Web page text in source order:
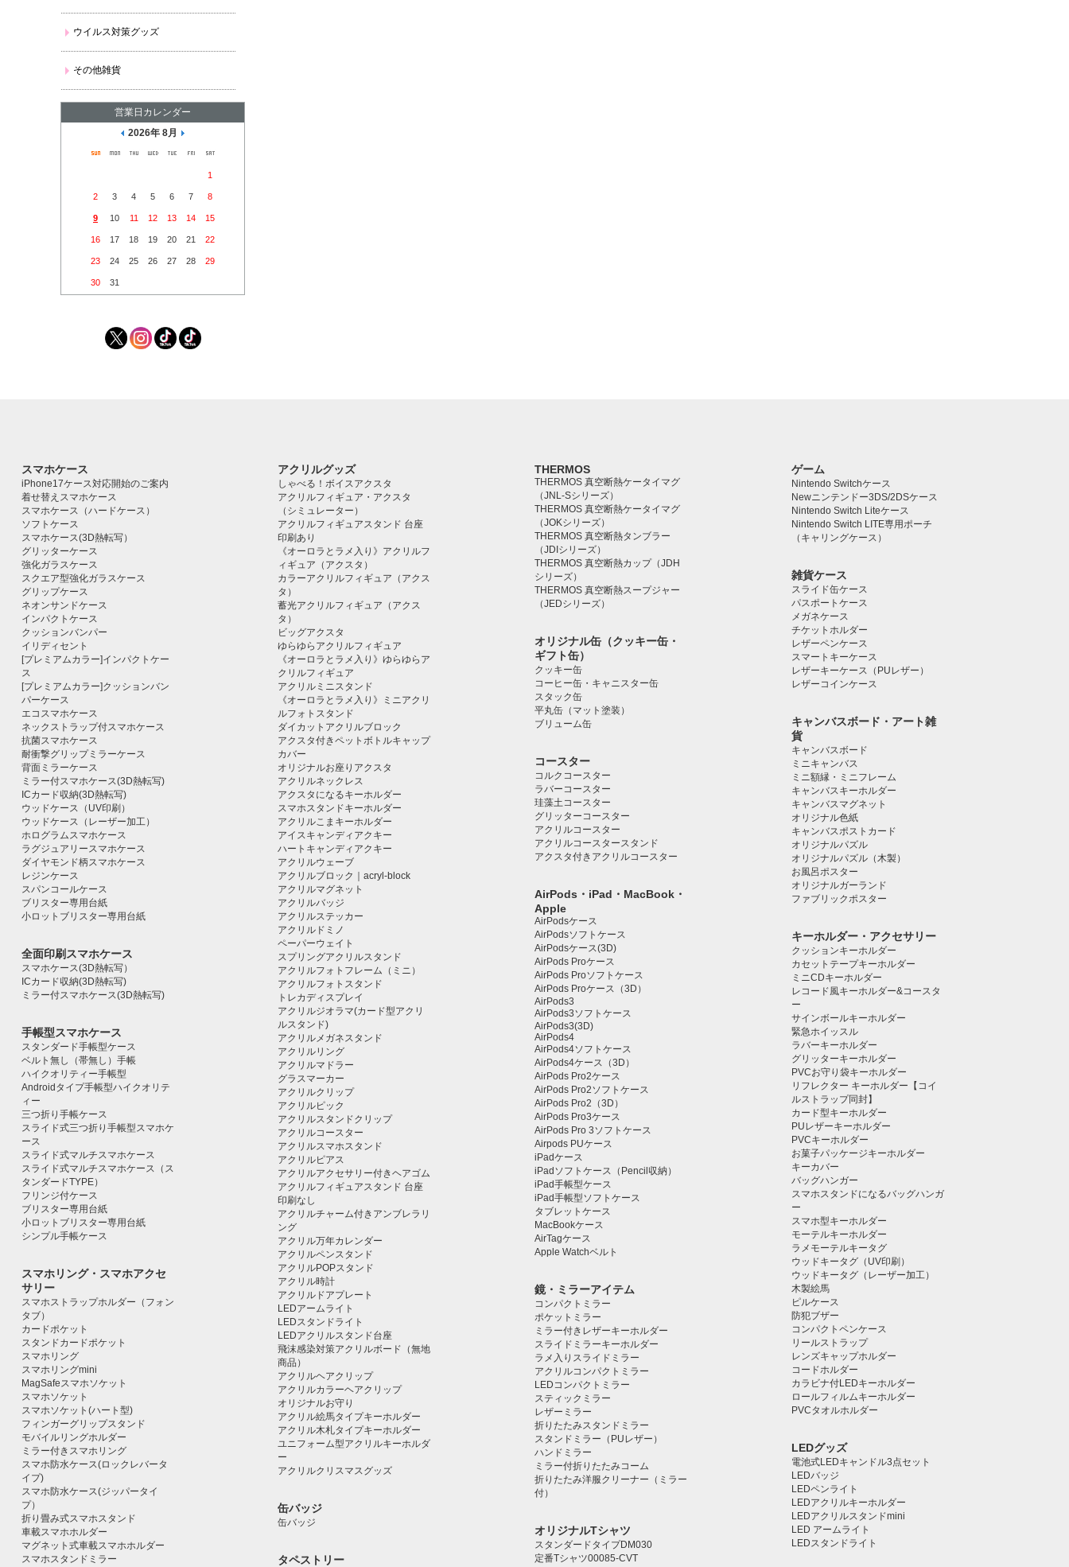
ウイルス対策グッズ
その他雑貨
営業日カレンダー
2026年 8月
1
2 3 4 5 6 7 8
9 10 11 12 13 14 15
16 17 18 19 20 21 22
23 24 25 26 27 28 29
30 31
スマホケース
iPhone17ケース対応開始のご案内
着せ替えスマホケース
スマホケース（ハードケース）
ソフトケース
スマホケース(3D熱転写）
グリッターケース
強化ガラスケース
スクエア型強化ガラスケース
グリップケース
ネオンサンドケース
インパクトケース
クッションバンパー
イリディセント
[プレミアムカラー]インパクトケー
ス
[プレミアムカラー]クッションバン
パーケース
エコスマホケース
ネックストラップ付スマホケース
抗菌スマホケース
耐衝撃グリップミラーケース
背面ミラーケース
ミラー付スマホケース(3D熱転写)
ICカード収納(3D熱転写)
ウッドケース（UV印刷）
ウッドケース（レーザー加工）
ホログラムスマホケース
ラグジュアリースマホケース
ダイヤモンド柄スマホケース
レジンケース
スパンコールケース
ブリスター専用台紙
小ロットブリスター専用台紙
全面印刷スマホケース
スマホケース(3D熱転写）
ICカード収納(3D熱転写)
ミラー付スマホケース(3D熱転写)
手帳型スマホケース
スタンダード手帳型ケース
ベルト無し（帯無し）手帳
ハイクオリティー手帳型
Androidタイプ手帳型ハイクオリテ
ィー
三つ折り手帳ケース
スライド式三つ折り手帳型スマホケ
ース
スライド式マルチスマホケース
スライド式マルチスマホケース（ス
タンダードTYPE）
フリンジ付ケース
ブリスター専用台紙
小ロットブリスター専用台紙
シンプル手帳ケース
スマホリング・スマホアクセ
サリー
スマホストラップホルダー（フォン
タブ）
カードポケット
スタンドカードポケット
スマホリング
スマホリングmini
MagSafeスマホソケット
スマホソケット
スマホソケット(ハート型)
フィンガーグリップスタンド
モバイルリングホルダー
ミラー付きスマホリング
スマホ防水ケース(ロックレバータ
イプ)
スマホ防水ケース(ジッパータイ
プ）
折り畳み式スマホスタンド
車載スマホホルダー
マグネット式車載スマホホルダー
スマホスタンドミラー
アクリルグッズ
しゃべる！ボイスアクスタ
アクリルフィギュア・アクスタ
（シミュレーター）
アクリルフィギュアスタンド 台座
印刷あり
《オーロラとラメ入り》アクリルフ
ィギュア（アクスタ）
カラーアクリルフィギュア（アクス
タ）
蓄光アクリルフィギュア（アクス
タ）
ビッグアクスタ
ゆらゆらアクリルフィギュア
《オーロラとラメ入り》ゆらゆらア
クリルフィギュア
アクリルミニスタンド
《オーロラとラメ入り》ミニアクリ
ルフォトスタンド
ダイカットアクリルブロック
アクスタ付きペットボトルキャップ
カバー
オリジナルお座りアクスタ
アクリルネックレス
アクスタになるキーホルダー
スマホスタンドキーホルダー
アクリルこまキーホルダー
アイスキャンディアクキー
ハートキャンディアクキー
アクリルウェーブ
アクリルブロック｜acryl-block
アクリルマグネット
アクリルバッジ
アクリルステッカー
アクリルドミノ
ペーパーウェイト
スプリングアクリルスタンド
アクリルフォトフレーム（ミニ）
アクリルフォトスタンド
トレカディスプレイ
アクリルジオラマ(カード型アクリ
ルスタンド)
アクリルメガネスタンド
アクリルリング
アクリルマドラー
グラスマーカー
アクリルクリップ
アクリルピック
アクリルスタンドクリップ
アクリルコースター
アクリルスマホスタンド
アクリルピアス
アクリルアクセサリー付きヘアゴム
アクリルフィギュアスタンド 台座
印刷なし
アクリルチャーム付きアンブレラリ
ング
アクリル万年カレンダー
アクリルペンスタンド
アクリルPOPスタンド
アクリル時計
アクリルドアプレート
LEDアームライト
LEDスタンドライト
LEDアクリルスタンド台座
飛沫感染対策アクリルボード（無地
商品）
アクリルヘアクリップ
アクリルカラーヘアクリップ
オリジナルお守り
アクリル絵馬タイプキーホルダー
アクリル木札タイプキーホルダー
ユニフォーム型アクリルキーホルダ
ー
アクリルクリスマスグッズ
缶バッジ
缶バッジ
タペストリー
THERMOS
THERMOS 真空断熱ケータイマグ
（JNL-Sシリーズ）
THERMOS 真空断熱ケータイマグ
（JOKシリーズ）
THERMOS 真空断熱タンブラー
（JDIシリーズ）
THERMOS 真空断熱カップ（JDH
シリーズ）
THERMOS 真空断熱スープジャー
（JEDシリーズ）
オリジナル缶（クッキー缶・
ギフト缶）
クッキー缶
コーヒー缶・キャニスター缶
スタック缶
平丸缶（マット塗装）
ブリューム缶
コースター
コルクコースター
ラバーコースター
珪藻土コースター
グリッターコースター
アクリルコースター
アクリルコースタースタンド
アクスタ付きアクリルコースター
AirPods・iPad・MacBook・
Apple
AirPodsケース
AirPodsソフトケース
AirPodsケース(3D)
AirPods Proケース
AirPods Proソフトケース
AirPods Proケース（3D）
AirPods3
AirPods3ソフトケース
AirPods3(3D)
AirPods4
AirPods4ソフトケース
AirPods4ケース（3D）
AirPods Pro2ケース
AirPods Pro2ソフトケース
AirPods Pro2（3D）
AirPods Pro3ケース
AirPods Pro 3ソフトケース
Airpods PUケース
iPadケース
iPadソフトケース（Pencil収納）
iPad手帳型ケース
iPad手帳型ソフトケース
タブレットケース️
MacBookケース
AirTagケース
Apple Watchベルト
鏡・ミラーアイテム
コンパクトミラー
ポケットミラー
ミラー付きレザーキーホルダー
スライドミラーキーホルダー
ラメ入りスライドミラー
アクリルコンパクトミラー
LEDコンパクトミラー
スティックミラー
レザーミラー
折りたたみスタンドミラー
スタンドミラー（PUレザー）
ハンドミラー
ミラー付折りたたみコーム
折りたたみ洋服クリーナー（ミラー
付）
オリジナルTシャツ
スタンダードタイプDM030
定番Tシャツ00085-CVT
ゲーム
Nintendo Switchケース
Newニンテンドー3DS/2DSケース
Nintendo Switch Liteケース
Nintendo Switch LITE専用ポーチ
（キャリングケース）
雑貨ケース
スライド缶ケース
パスポートケース
メガネケース
チケットホルダー
レザーペンケース
スマートキーケース
レザーキーケース（PUレザー）
レザーコインケース
キャンバスボード・アート雑
貨
キャンバスボード
ミニキャンバス
ミニ額縁・ミニフレーム
キャンバスキーホルダー
キャンバスマグネット
オリジナル色紙
キャンバスポストカード
オリジナルパズル
オリジナルパズル（木製）
お風呂ポスター
オリジナルガーランド
ファブリックポスター
キーホルダー・アクセサリー
クッションキーホルダー
カセットテープキーホルダー
ミニCDキーホルダー
レコード風キーホルダー&コースタ
ー
サインボールキーホルダー
緊急ホイッスル
ラバーキーホルダー
グリッターキーホルダー
PVCお守り袋キーホルダー
リフレクター キーホルダー【コイ
ルストラップ同封】
カード型キーホルダー
PUレザーキーホルダー
PVCキーホルダー
お菓子パッケージキーホルダー
キーカバー
バッグハンガー
スマホスタンドになるバッグハンガ
ー
スマホ型キーホルダー
モーテルキーホルダー
ラメモーテルキータグ
ウッドキータグ（UV印刷）
ウッドキータグ（レーザー加工）
木製絵馬
ピルケース
防犯ブザー
コンパクトペンケース
リールストラップ
レンズキャップホルダー
コードホルダー
カラビナ付LEDキーホルダー
ロールフィルムキーホルダー
PVCタオルホルダー
LEDグッズ
電池式LEDキャンドル3点セット
LEDバッジ
LEDペンライト️
LEDアクリルキーホルダー
LEDアクリルスタンドmini
LED アームライト
LEDスタンドライト